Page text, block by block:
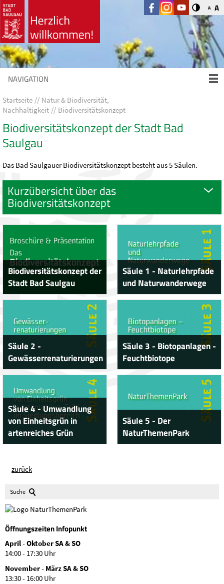
A A
NAVIGATION
Startseite
Natur & Biodiversität,
Nachhaltigkeit
Biodiversitätskonzept
Biodiversitätskonzept der Stadt Bad
Saulgau
Das Bad Saulgauer Biodiversitätskonzept besteht aus 5 Säulen.
Kurzübersicht über das
Biodiversitätskonzept
Biodiversitätskonzept der
Stadt Bad Saulgau
Säule 1 - Naturlehrpfade
und Naturwanderwege
Säule 2 -
Gewässerrenaturierungen
Säule 3 - Biotopanlagen -
Feuchtbiotope
Säule 4 - Umwandlung
von Einheitsgrün in
artenreiches Grün
Säule 5 - Der
NaturThemenPark
zurück
Suche
Öffnungszeiten Infopunkt
April - Oktober SA & SO
14:00 - 17:30 Uhr
November - März SA & SO
13:30 - 16:00 Uhr